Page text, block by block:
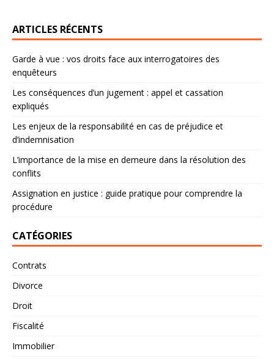
ARTICLES RÉCENTS
Garde à vue : vos droits face aux interrogatoires des
enquêteurs
Les conséquences d’un jugement : appel et cassation
expliqués
Les enjeux de la responsabilité en cas de préjudice et
d’indemnisation
L’importance de la mise en demeure dans la résolution des
conflits
Assignation en justice : guide pratique pour comprendre la
procédure
CATÉGORIES
Contrats
Divorce
Droit
Fiscalité
Immobilier